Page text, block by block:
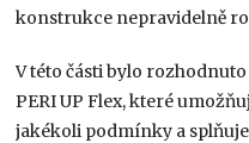
konstrukce nepravidelně
V této části bylo
PERI UP Flex, které
jakékoli podmínky a